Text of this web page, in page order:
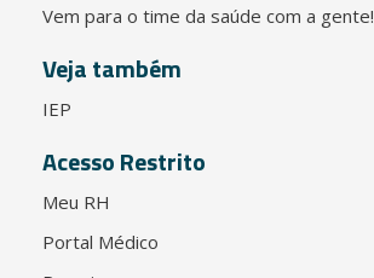
Vem para o time da saúde com a gente!
Veja também
IEP
Acesso Restrito
Meu RH
Portal Médico